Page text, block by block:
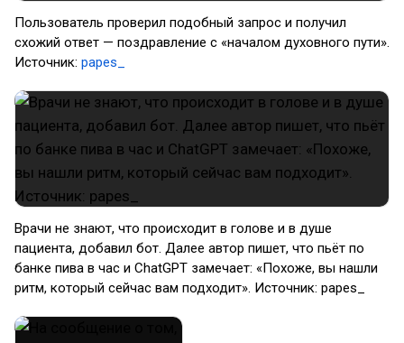
Пользователь проверил подобный запрос и получил
схожий ответ — поздравление с «началом духовного пути».
Источник: papes_
Врачи не знают, что происходит в голове и в душе
пациента, добавил бот. Далее автор пишет, что пьёт по
банке пива в час и СhatGPT замечает: «Похоже, вы нашли
ритм, который сейчас вам подходит». Источник: papes_